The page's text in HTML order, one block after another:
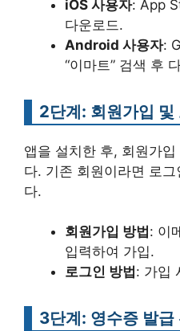
iOS 사용자: App
다운로드.
Android 사용자:
“이마트” 검색 후
2단계: 회원가입 및
앱을 설치한 후, 회원가
다. 기존 회원이라면 로
다.
회원가입 방법 : 이
입력하여 가입.
로그인 방법 : 가입
3단계: 영수증 발급